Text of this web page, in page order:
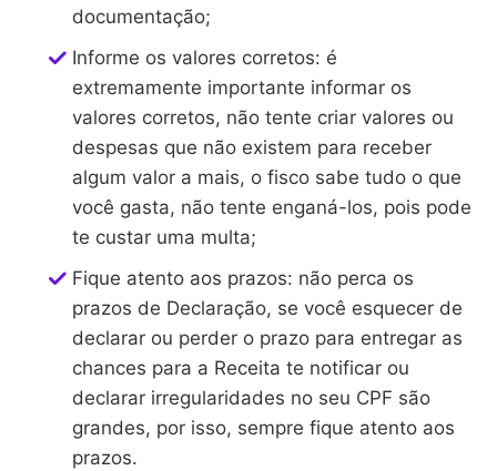
documentação;
Informe os valores corretos: é
extremamente importante informar os
valores corretos, não tente criar valores ou
despesas que não existem para receber
algum valor a mais, o fisco sabe tudo o que
você gasta, não tente enganá-los, pois pode
te custar uma multa;
Fique atento aos prazos: não perca os
prazos de Declaração, se você esquecer de
declarar ou perder o prazo para entregar as
chances para a Receita te notificar ou
declarar irregularidades no seu CPF são
grandes, por isso, sempre fique atento aos
prazos.